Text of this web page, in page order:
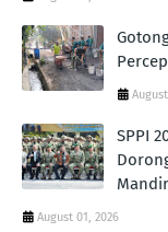
SPPI
August 01, 2026